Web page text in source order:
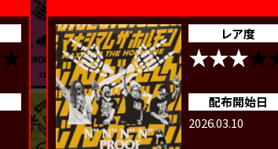
レア度
配布開始日
2026.03.10